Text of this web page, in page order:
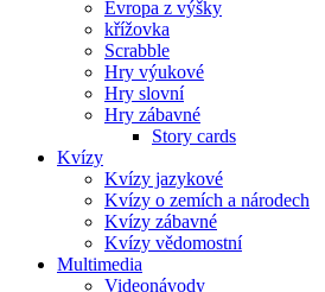
Evropa z výšky
křížovka
Scrabble
Hry výukové
Hry slovní
Hry zábavné
Story cards
Kvízy
Kvízy jazykové
Kvízy o zemích a národech
Kvízy zábavné
Kvízy vědomostní
Multimedia
Videonávody